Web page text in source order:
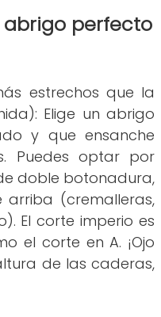
abrigo perfecto
estrechos que la
Elige un abrigo
y que ensanche
Puedes optar por
doble botonadura,
(cremalleras,
El corte imperio es
el corte en A. ¡Ojo
de las caderas,